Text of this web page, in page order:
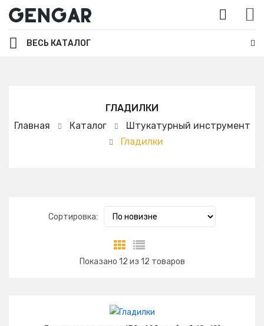
ВЕСЬ КАТАЛОГ
ГЛАДИЛКИ
Главная
Каталог
Штукатурный инструмент
Гладилки
Показано 12 из 12 товаров
Сортировка: